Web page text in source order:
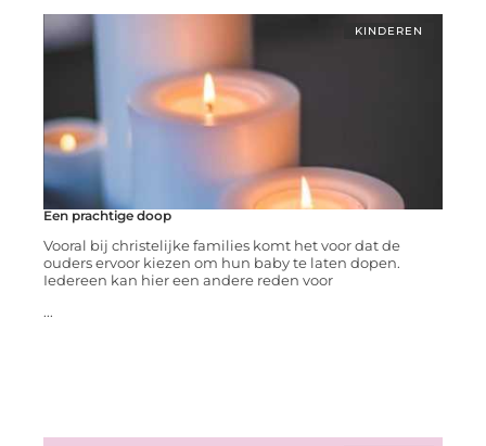
KINDEREN
Een prachtige doop
Vooral bij christelijke families komt het voor dat de
ouders ervoor kiezen om hun baby te laten dopen.
Iedereen kan hier een andere reden voor
...